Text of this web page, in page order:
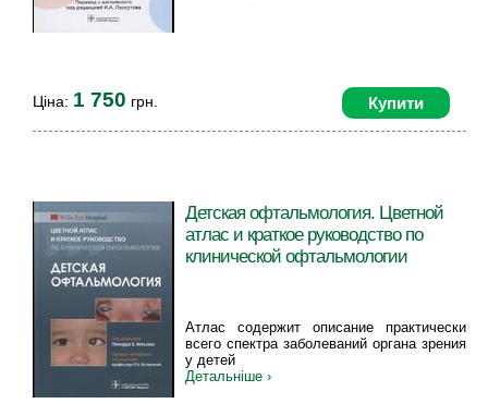
Купити
Ціна: 1 750 грн.
Детская офтальмология. Цветной
атлас и краткое руководство по
клинической офтальмологии
Атлас содержит описание практически
всего спектра заболеваний органа зрения
у детей
Детальніше ›